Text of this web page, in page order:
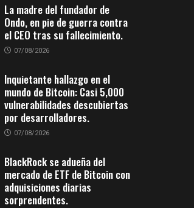
La madre del fundador de
Ondo, en pie de guerra contra
el CEO tras su fallecimiento.
07/08/2026
Inquietante hallazgo en el
mundo de Bitcoin: Casi 5,000
vulnerabilidades descubiertas
por desarrolladores.
07/08/2026
BlackRock se adueña del
mercado de ETF de Bitcoin con
adquisiciones diarias
sorprendentes.